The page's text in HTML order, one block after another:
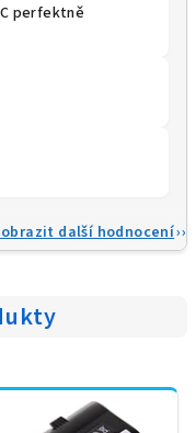
perfektně
další hodnocení